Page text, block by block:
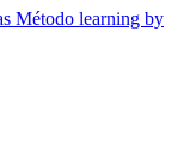
Método learning by